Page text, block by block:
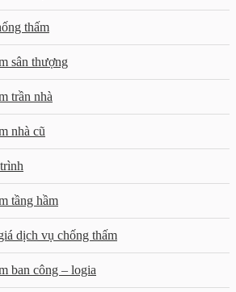
thấm
sân thượng
trần nhà
nhà cũ
tầng hầm
dịch vụ chống thấm
ban công – logia